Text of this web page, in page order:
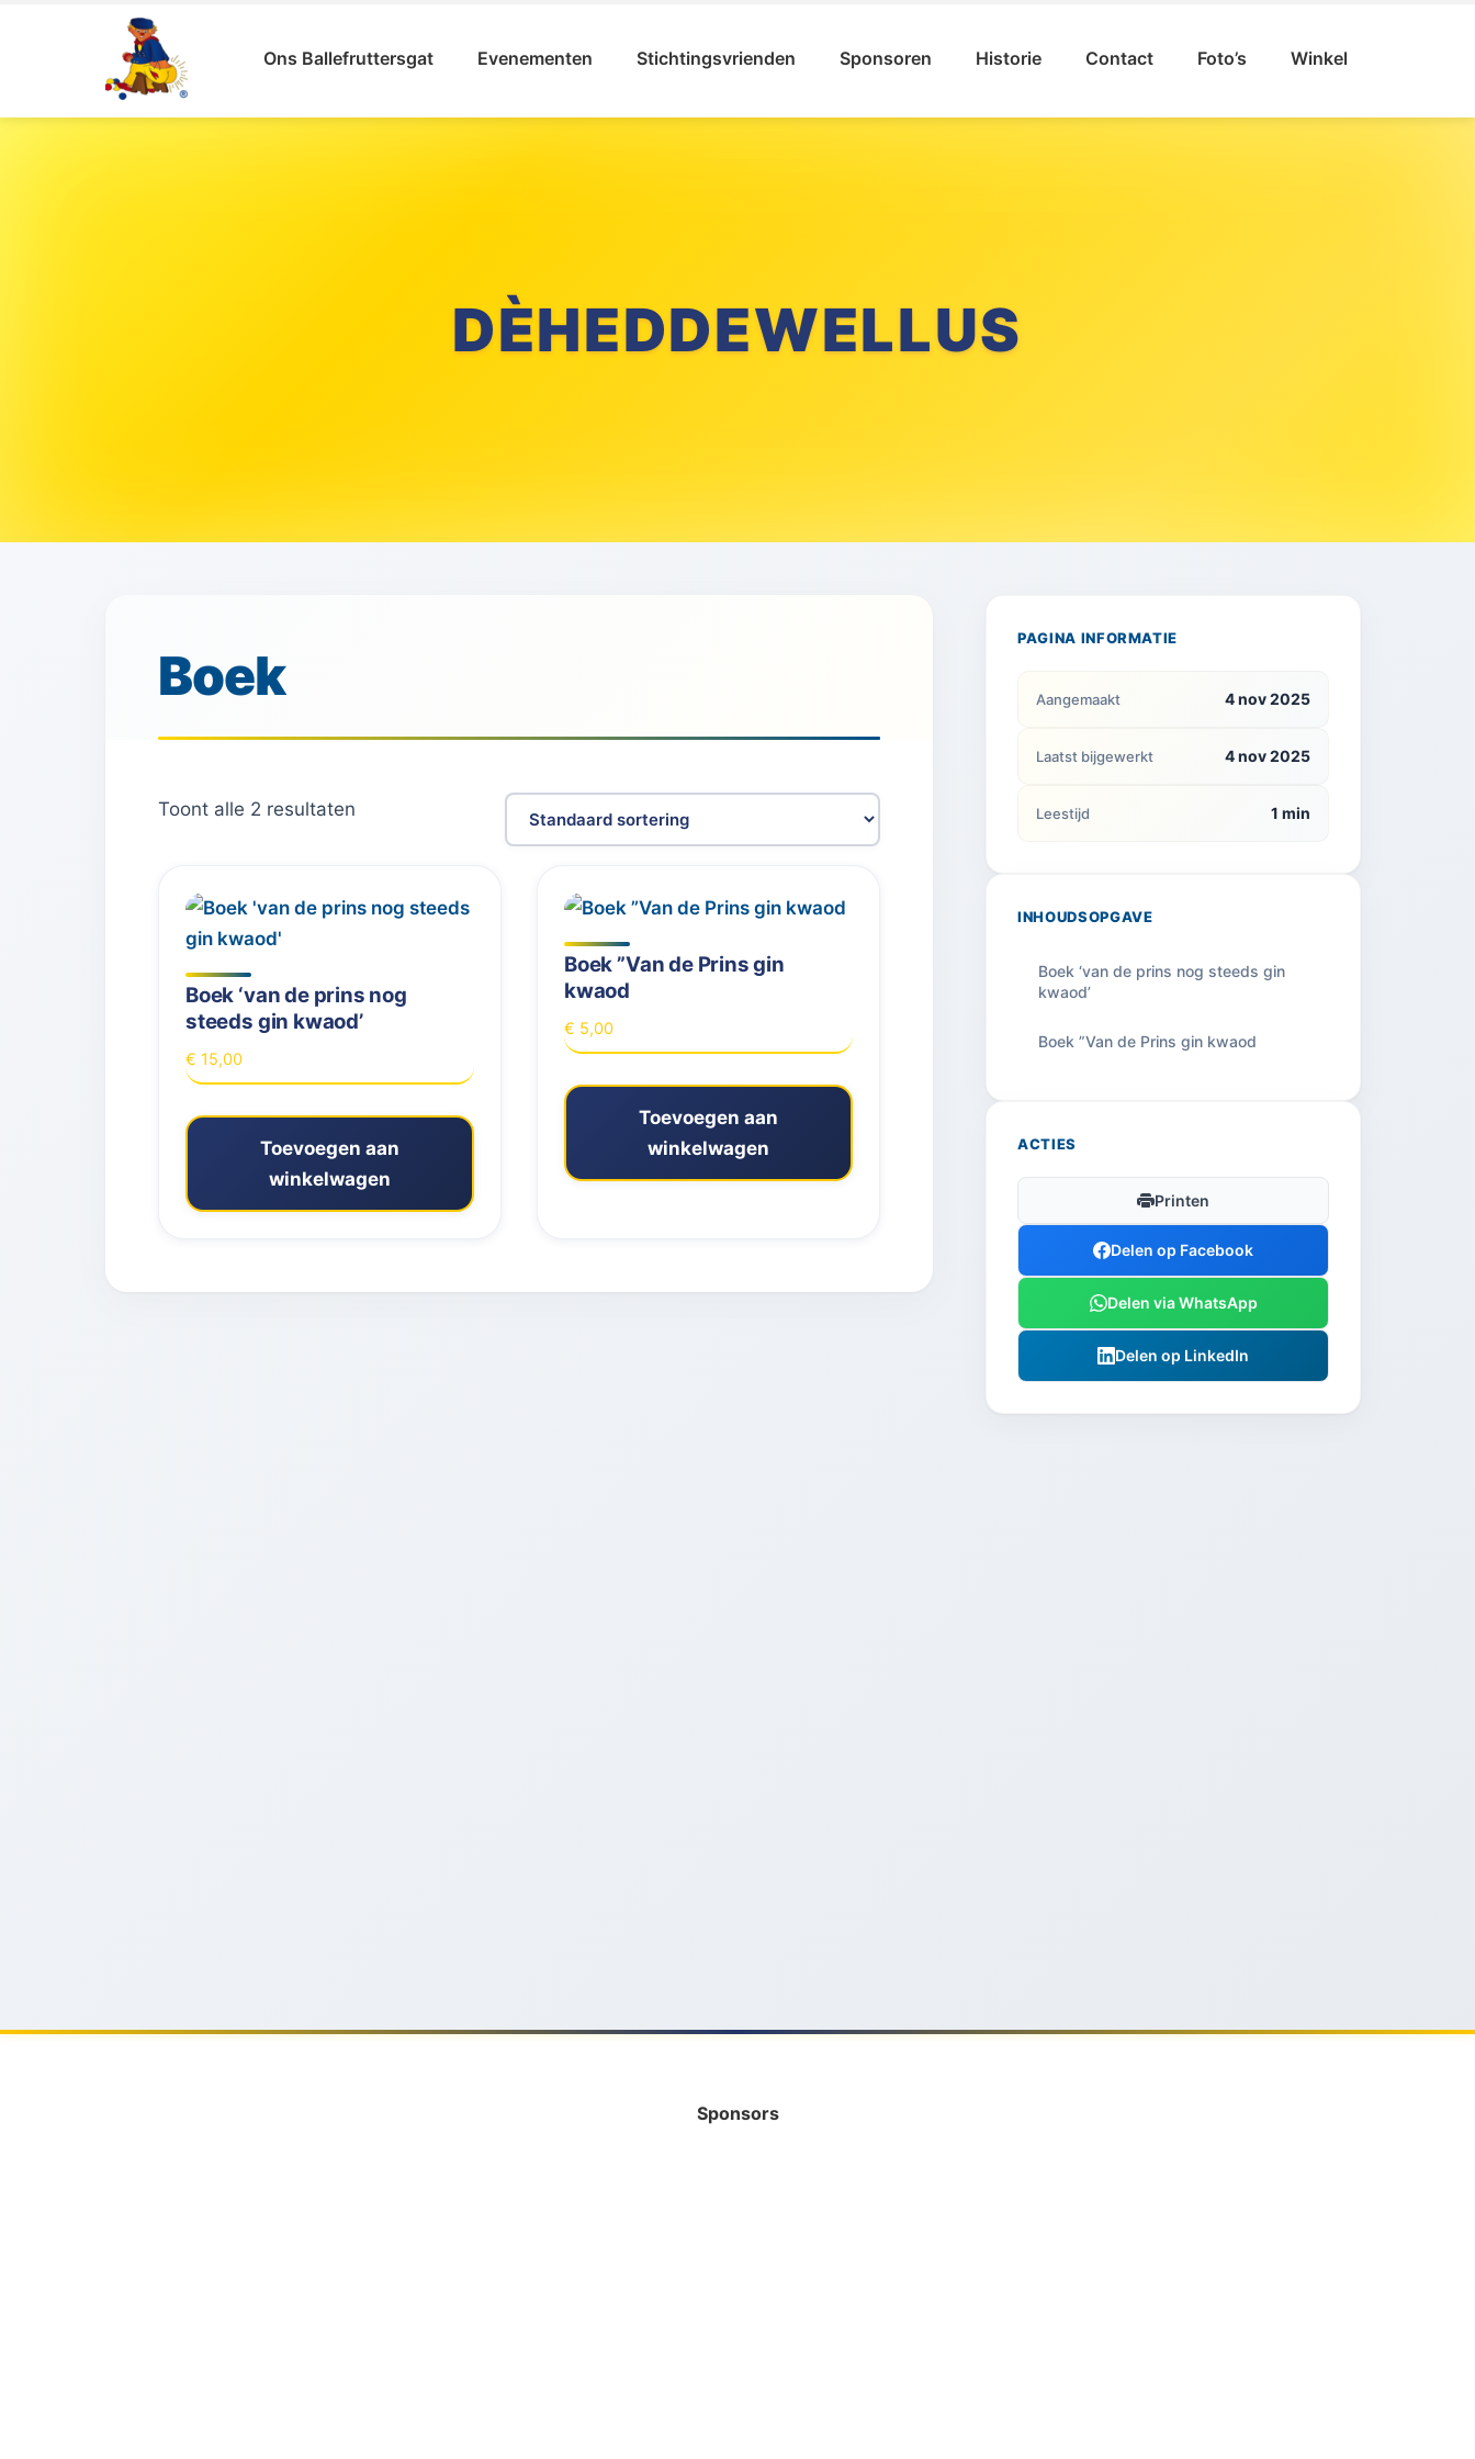
Ons Ballefruttersgat Evenementen Stichtingsvrienden Sponsoren Historie Contact Foto’s Winkel
DÈHEDDEWELLUS
Boek
Toont alle 2 resultaten
Boek ‘van de prins nog
steeds gin kwaod’
€ 15,00
Toevoegen aan
winkelwagen
Boek ”Van de Prins gin
kwaod
€ 5,00
Toevoegen aan
winkelwagen
PAGINA INFORMATIE
Aangemaakt 4 nov 2025
Laatst bijgewerkt 4 nov 2025
Leestijd 1 min
INHOUDSOPGAVE
Boek ‘van de prins nog steeds gin
kwaod’
Boek ”Van de Prins gin kwaod
ACTIES
Printen
Delen op Facebook
Delen via WhatsApp
Delen op LinkedIn
Sponsors